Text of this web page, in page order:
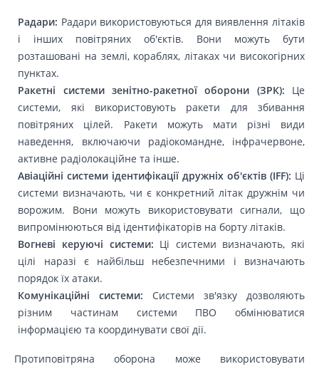
Радари: Радари використовуються для виявлення літаків
і інших повітряних об'єктів. Вони можуть бути
розташовані на землі, кораблях, літаках чи високогірних
пунктах.
Ракетні системи зенітно-ракетної оборони (ЗРК): Це
системи, які використовують ракети для збивання
повітряних цілей. Ракети можуть мати різні види
наведення, включаючи радіокомандне, інфрачервоне,
активне радіолокаційне та інше.
Авіаційні системи ідентифікації дружніх об'єктів (IFF): Ці
системи визначають, чи є конкретний літак дружнім чи
ворожим. Вони можуть використовувати сигнали, що
випромінюються від ідентифікаторів на борту літаків.
Вогневі керуючі системи: Ці системи визначають, які
цілі наразі є найбільш небезпечними і визначають
порядок їх атаки.
Комунікаційні системи: Системи зв'язку дозволяють
різним частинам системи ПВО обмінюватися
інформацією та координувати свої дії.
Протиповітряна оборона може використовувати